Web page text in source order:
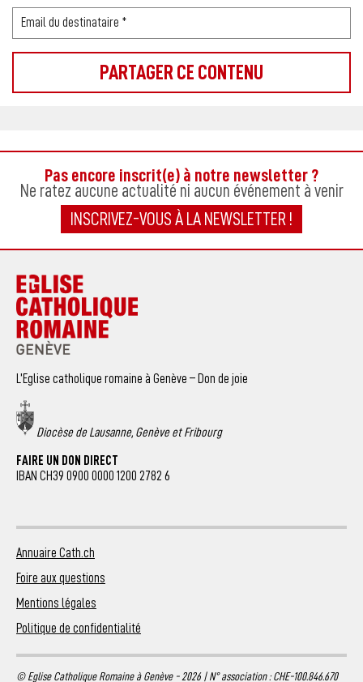
Pas encore inscrit(e) à notre newsletter ?
Ne ratez aucune actualité ni aucun événement à venir
INSCRIVEZ-VOUS À LA NEWSLETTER !
L’Eglise catholique romaine à Genève – Don de joie
Diocèse de Lausanne, Genève et Fribourg
FAIRE UN DON DIRECT
IBAN CH39 0900 0000 1200 2782 6
Annuaire Cath.ch
Foire aux questions
Mentions légales
Politique de confidentialité
© Eglise Catholique Romaine à Genève - 2026 | N° association : CHE-100.846.670